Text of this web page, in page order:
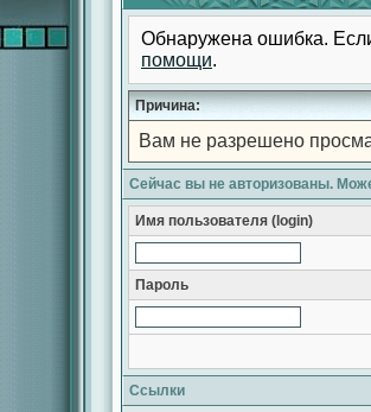
Обнаружена ошибка.
помощи.
Причина:
Вам не разрешено
Сейчас вы не авторизованы.
Имя пользователя (login)
Пароль
Ссылки